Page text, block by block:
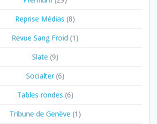
Reprise Médias (8)
Revue Sang Froid (1)
Slate (9)
Socialter(6)
Tables rondes (6)
Tribune de Genève (1)